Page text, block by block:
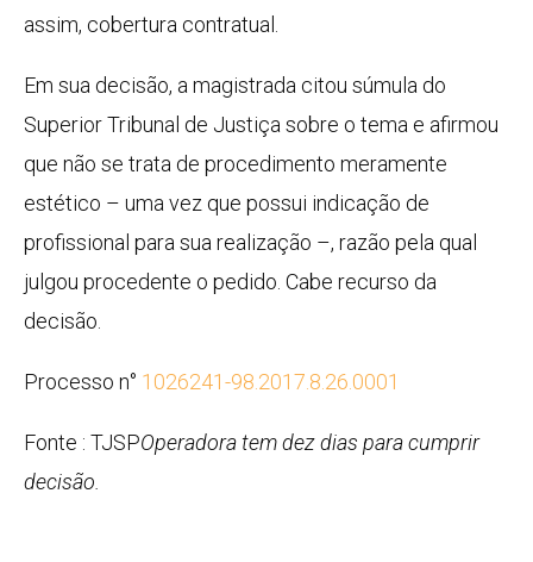
assim, cobertura contratual.
Em sua decisão, a magistrada citou súmula do
Superior Tribunal de Justiça sobre o tema e afirmou
que não se trata de procedimento meramente
estético – uma vez que possui indicação de
profissional para sua realização –, razão pela qual
julgou procedente o pedido. Cabe recurso da
decisão.
Processo n° 1026241-98.2017.8.26.0001
Fonte : TJSPOperadora tem dez dias para cumprir
decisão.